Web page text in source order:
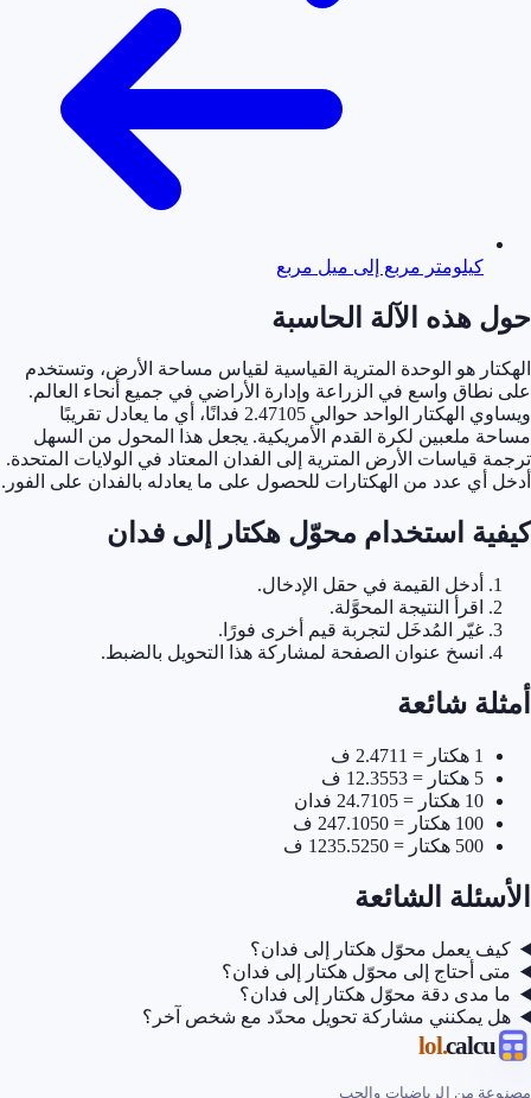
كيلومتر مربع إلى ميل مربع
حول هذه الآلة الحاسبة
الهكتار هو الوحدة المترية القياسية لقياس مساحة الأرض، وتستخدم
على نطاق واسع في الزراعة وإدارة الأراضي في جميع أنحاء العالم.
ويساوي الهكتار الواحد حوالي 2.47105 فدانًا، أي ما يعادل تقريبًا
مساحة ملعبين لكرة القدم الأمريكية. يجعل هذا المحول من السهل
ترجمة قياسات الأرض المترية إلى الفدان المعتاد في الولايات المتحدة.
أدخل أي عدد من الهكتارات للحصول على ما يعادله بالفدان على الفور.
كيفية استخدام محوّل هكتار إلى فدان
أدخل القيمة في حقل الإدخال.
اقرأ النتيجة المحوَّلة.
غيّر المُدخَل لتجربة قيم أخرى فورًا.
انسخ عنوان الصفحة لمشاركة هذا التحويل بالضبط.
أمثلة شائعة
1 هكتار = 2.4711 ف
5 هكتار = 12.3553 ف
10 هكتار = 24.7105 فدان
100 هكتار = 247.1050 ف
500 هكتار = 1235.5250 ف
الأسئلة الشائعة
كيف يعمل محوّل هكتار إلى فدان؟
متى أحتاج إلى محوّل هكتار إلى فدان؟
ما مدى دقة محوّل هكتار إلى فدان؟
هل يمكنني مشاركة تحويل محدّد مع شخص آخر؟
calcu
.lol
مصنوعة من الرياضيات والحب